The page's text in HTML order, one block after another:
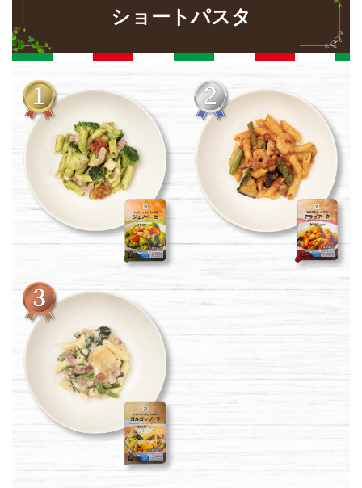
ショートパスタ